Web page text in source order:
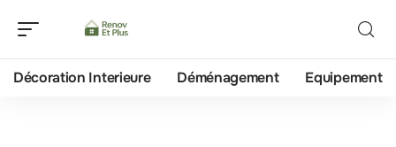
Décoration Interieure Déménagement Equipement